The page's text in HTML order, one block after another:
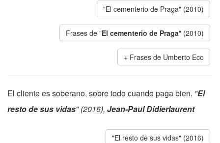
"El cementerio de Praga" (2010)
Frases de "El cementerio de Praga" (2010)
Frases de Umberto Eco
El cliente es soberano, sobre todo cuando paga bien. "El
resto de sus vidas" (2016), Jean-Paul Didierlaurent
"El resto de sus vidas" (2016)